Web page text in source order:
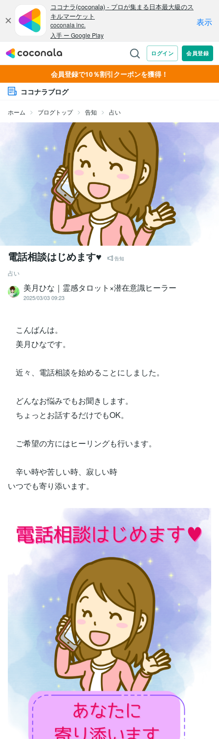
会員登録で10％割引クーポンを獲得！
ココナラブログ
ホーム ブログトップ 告知 占い
電話相談はじめます♥ 告知
占い
美月ひな｜霊感タロット×潜在意識ヒーラー
2025/03/03 09:23
こんばんは。
美月ひなです。
近々、電話相談を始めることにしました。
どんなお悩みでもお聞きします。
ちょっとお話するだけでもOK。
ご希望の方にはヒーリングも行います。
辛い時や苦しい時、寂しい時
いつでも寄り添います。